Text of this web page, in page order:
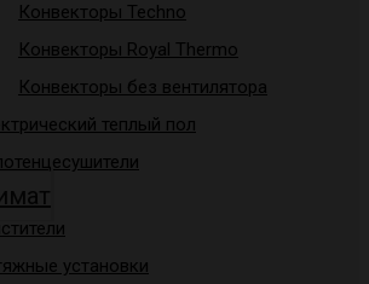
Конвекторы Techno
Конвекторы Royal Thermo
Конвекторы без вентилятора
теплый пол
установки